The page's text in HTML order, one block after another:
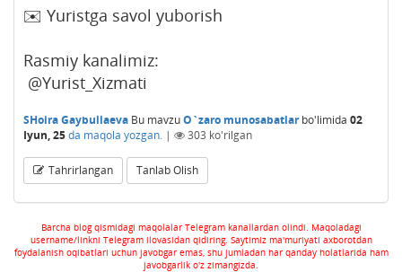
✉️ Yuristga savol yuborish
Rasmiy kanalimiz:
@Yurist_Xizmati
SHoira Gaybullaeva Bu mavzuO`zaro munosabatlarbo'limida 02
Iyun, 25da maqola yozgan. | 303 ko'rilgan
Tahrirlangan Tanlab Olish
Barcha blog qismidagi maqolalar Telegram kanallardan olindi. Maqoladagi
username/linkni Telegram ilovasidan qidiring. Saytimiz ma'muriyati axborotdan
foydalanish oqibatlari uchun javobgar emas, shu jumladan har qanday holatlarida ham
javobgarlik o'z zimangizda.